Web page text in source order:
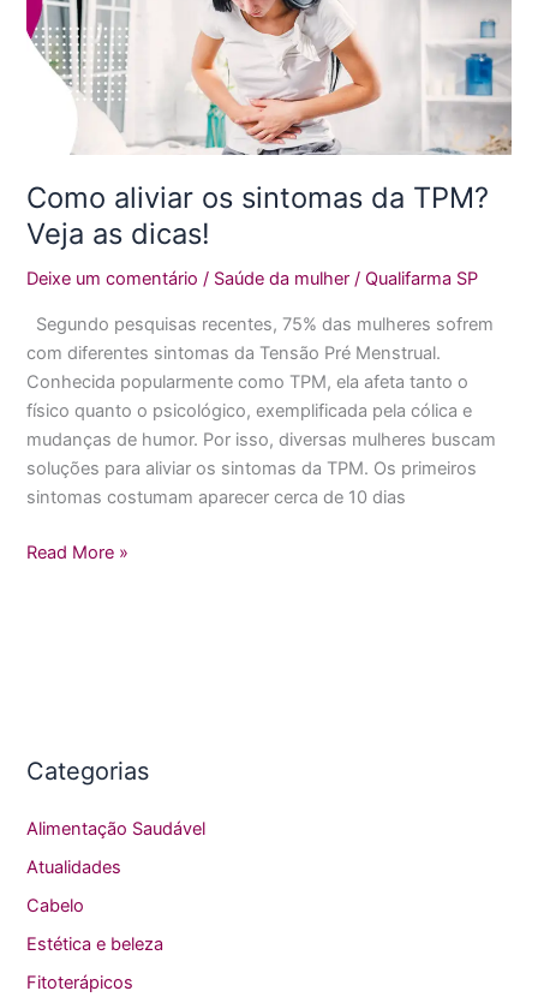
Como aliviar os sintomas da TPM?
Veja as dicas!
Deixe um comentário / Saúde da mulher /Qualifarma SP
Segundo pesquisas recentes, 75% das mulheres sofrem
com diferentes sintomas da Tensão Pré Menstrual.
Conhecida popularmente como TPM, ela afeta tanto o
físico quanto o psicológico, exemplificada pela cólica e
mudanças de humor. Por isso, diversas mulheres buscam
soluções para aliviar os sintomas da TPM. Os primeiros
sintomas costumam aparecer cerca de 10 dias
aliviar
os
sintomas
as
dicas!
Read More »
Categorias
Alimentação Saudável
Atualidades
Cabelo
Estética e beleza
Fitoterápicos